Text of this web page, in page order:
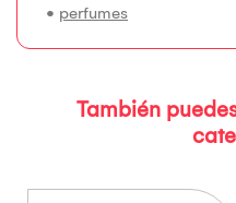
• perfumes
También